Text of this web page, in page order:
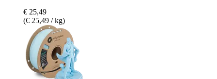
€ 25,49
(€ 25,49 / kg)